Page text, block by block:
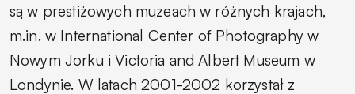
są w prestiżowych muzeach w różnych krajach,
m.in. w International Center of Photography w
Nowym Jorku i Victoria and Albert Museum w
Londynie. W latach 2001-2002 korzystał z